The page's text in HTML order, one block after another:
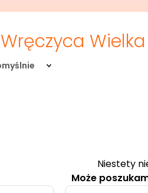
Wręczyca Wielka
Niestety
Może